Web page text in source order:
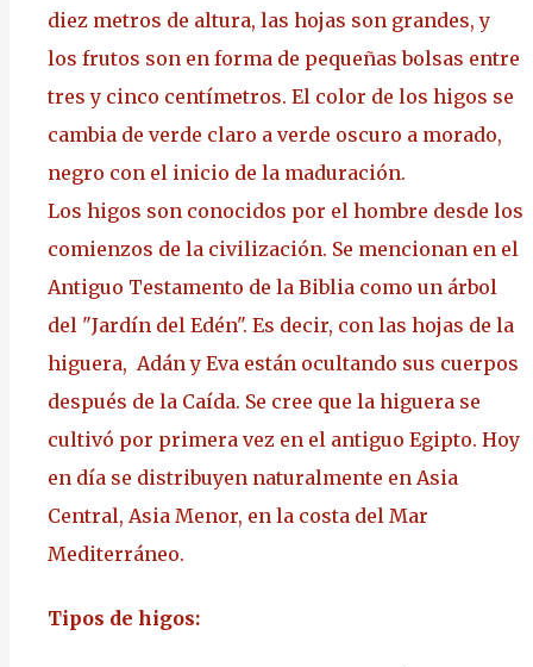
diez metros de altura, las hojas son grandes, y
los frutos son en forma de pequeñas bolsas entre
tres y cinco centímetros. El color de los higos se
cambia de verde claro a verde oscuro a morado,
negro con el inicio de la maduración.
Los higos son conocidos por el hombre desde los
comienzos de la civilización. Se mencionan en el
Antiguo Testamento de la Biblia como un árbol
del "Jardín del Edén". Es decir, con las hojas de la
higuera, Adán y Eva están ocultando sus cuerpos
después de la Caída. Se cree que la higuera se
cultivó por primera vez en el antiguo Egipto. Hoy
en día se distribuyen naturalmente en Asia
Central, Asia Menor, en la costa del Mar
Mediterráneo.
Tipos de higos: